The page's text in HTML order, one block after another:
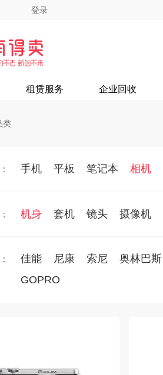
登录
租赁服务 企业回收
类
手机 平板 笔记本 相机
机身 套机 镜头 摄像机
佳能 尼康 索尼 奥林巴斯
GOPRO